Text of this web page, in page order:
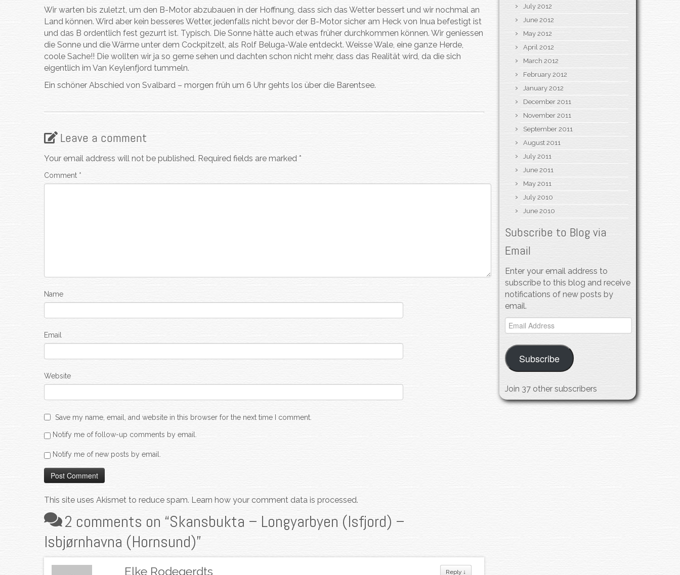
Wir warten bis zuletzt, um den B-Motor abzubauen in der Hoffnung, dass sich das Wetter bessert und wir nochmal an
Land können. Wird aber kein besseres Wetter, jedenfalls nicht bevor der B-Motor sicher am Heck von Inua befestigt ist
und das B ordentlich fest gezurrt ist. Typisch. Die Sonne hätte auch etwas früher durchkommen können. Wir geniessen
die Sonne und die Wärme unter dem Cockpitzelt, als Rolf Beluga-Wale entdeckt. Weisse Wale, eine ganze Herde,
coole Sache!! Die wollten wir ja so gerne sehen und dachten schon nicht mehr, dass das Realität wird, da die sich
eigentlich im Van Keylenfjord tummeln.
Ein schöner Abschied von Svalbard – morgen früh um 6 Uhr gehts los über die Barentsee.
Leave a comment
Your email address will not be published. Required fields are marked *
Comment *
Name
Email
Website
Save my name, email, and website in this browser for the next time I comment.
Notify me of follow-up comments by email.
Notify me of new posts by email.
This site uses Akismet to reduce spam. Learn how your comment data is processed.
2 comments on “Skansbukta – Longyarbyen (Isfjord) –
Isbjørnhavna (Hornsund)”
Reply ↓
Elke Rodegerdts
July 2012
June 2012
May 2012
April 2012
March 2012
February 2012
January 2012
December 2011
November 2011
September 2011
August 2011
July 2011
June 2011
May 2011
July 2010
June 2010
Subscribe to Blog via
Email
Enter your email address to
subscribe to this blog and receive
notifications of new posts by
email.
Email
Address
Subscribe
Join 37 other subscribers